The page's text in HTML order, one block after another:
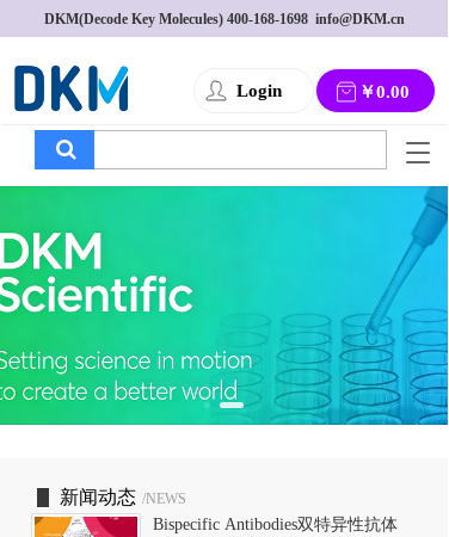
DKM(Decode Key Molecules) 400-168-1698
  info@DKM.cn
Login ￥0.00
T
g
g
l
a
v
i
g
a
新闻动态 /NEWS
Bispecific Antibodies双特异性抗体